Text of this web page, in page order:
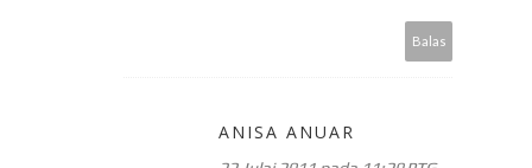
Balas
ANISA ANUAR